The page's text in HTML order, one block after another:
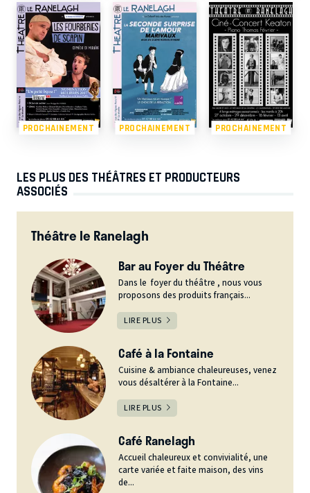
PROCHAINEMENT PROCHAINEMENT PROCHAINEMENT
LES PLUS DES THÉÂTRES ET PRODUCTEURS
ASSOCIÉS
Théâtre le Ranelagh
Bar au Foyer du Théâtre
Dans le foyer du théâtre , nous vous
proposons des produits français...
LIRE PLUS
Café à la Fontaine
Cuisine & ambiance chaleureuses, venez
vous désaltérer à la Fontaine...
LIRE PLUS
Café Ranelagh
Accueil chaleureux et convivialité, une
carte variée et faite maison, des vins
de...